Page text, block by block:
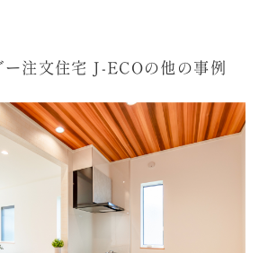
ー注文住宅 J-ECOの他の事例